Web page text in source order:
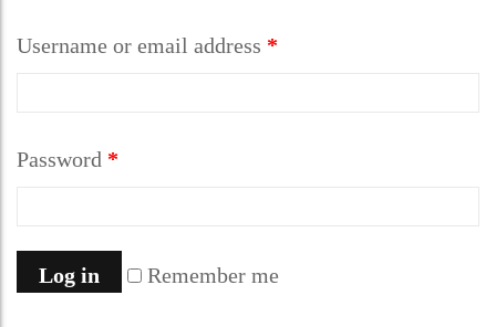
Username or email address *
Password *
Log in Remember me